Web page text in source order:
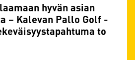
hyvän asian
– Kalevan Pallo Golf -
to